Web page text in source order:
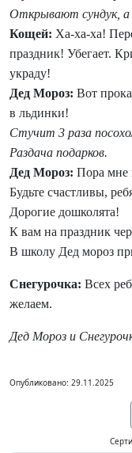
Открывают сундук,
Кощей: Ха-ха-ха!
праздник! Убегает.
украду!
Дед Мороз: Вот
в льдинки!
Стучит 3 раза
Раздача подарков.
Дед Мороз: Пора мне
Будьте счастливы,
Дорогие дошколята!
К вам на праздник
В школу Дед мороз
Снегурочка: Всех
желаем.
Дед Мороз и
Опубликовано: 29.11.2025